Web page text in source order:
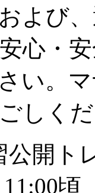
よび
心・
い。
しく
公開
11:00頃